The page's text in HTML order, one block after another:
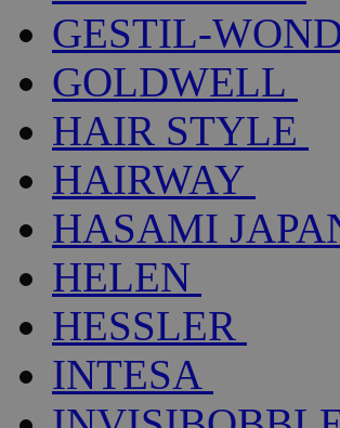
GESTIL-
GOLDWELL
HAIR STYLE
HAIRWAY
HASAMI
HELEN
HESSLER
INTESA